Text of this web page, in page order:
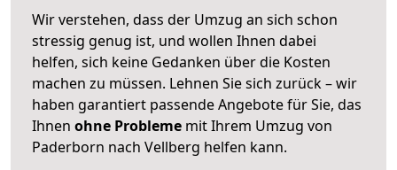
Wir verstehen, dass der Umzug an sich schon
stressig genug ist, und wollen Ihnen dabei
helfen, sich keine Gedanken über die Kosten
machen zu müssen. Lehnen Sie sich zurück – wir
haben garantiert passende Angebote für Sie, das
Ihnen ohne Probleme mit Ihrem Umzug von
Paderborn nach Vellberg helfen kann.